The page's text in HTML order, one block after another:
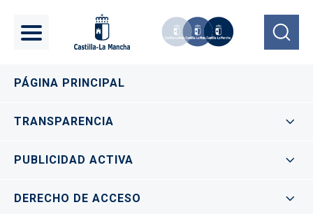
Navegación principal
PÁGINA PRINCIPAL
TRANSPARENCIA
PUBLICIDAD ACTIVA
DERECHO DE ACCESO